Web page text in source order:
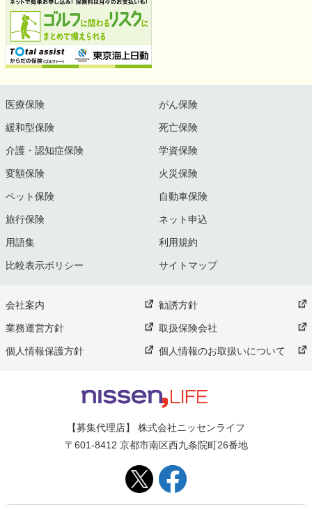
医療保険 がん保険
緩和型保険 死亡保険
介護・認知症保険 学資保険
変額保険 火災保険
ペット保険 自動車保険
旅行保険 ネット申込
用語集 利用規約
比較表示ポリシー サイトマップ
会社案内 勧誘方針
業務運営方針 取扱保険会社
個人情報保護方針 個人情報のお取扱いについて
【募集代理店】 株式会社ニッセンライフ
〒601-8412 京都市南区西九条院町26番地